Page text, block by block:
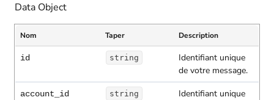
Data Object
Nom Taper Description
id string
Identifiant unique
de votre message.
account_id string
Identifiant unique